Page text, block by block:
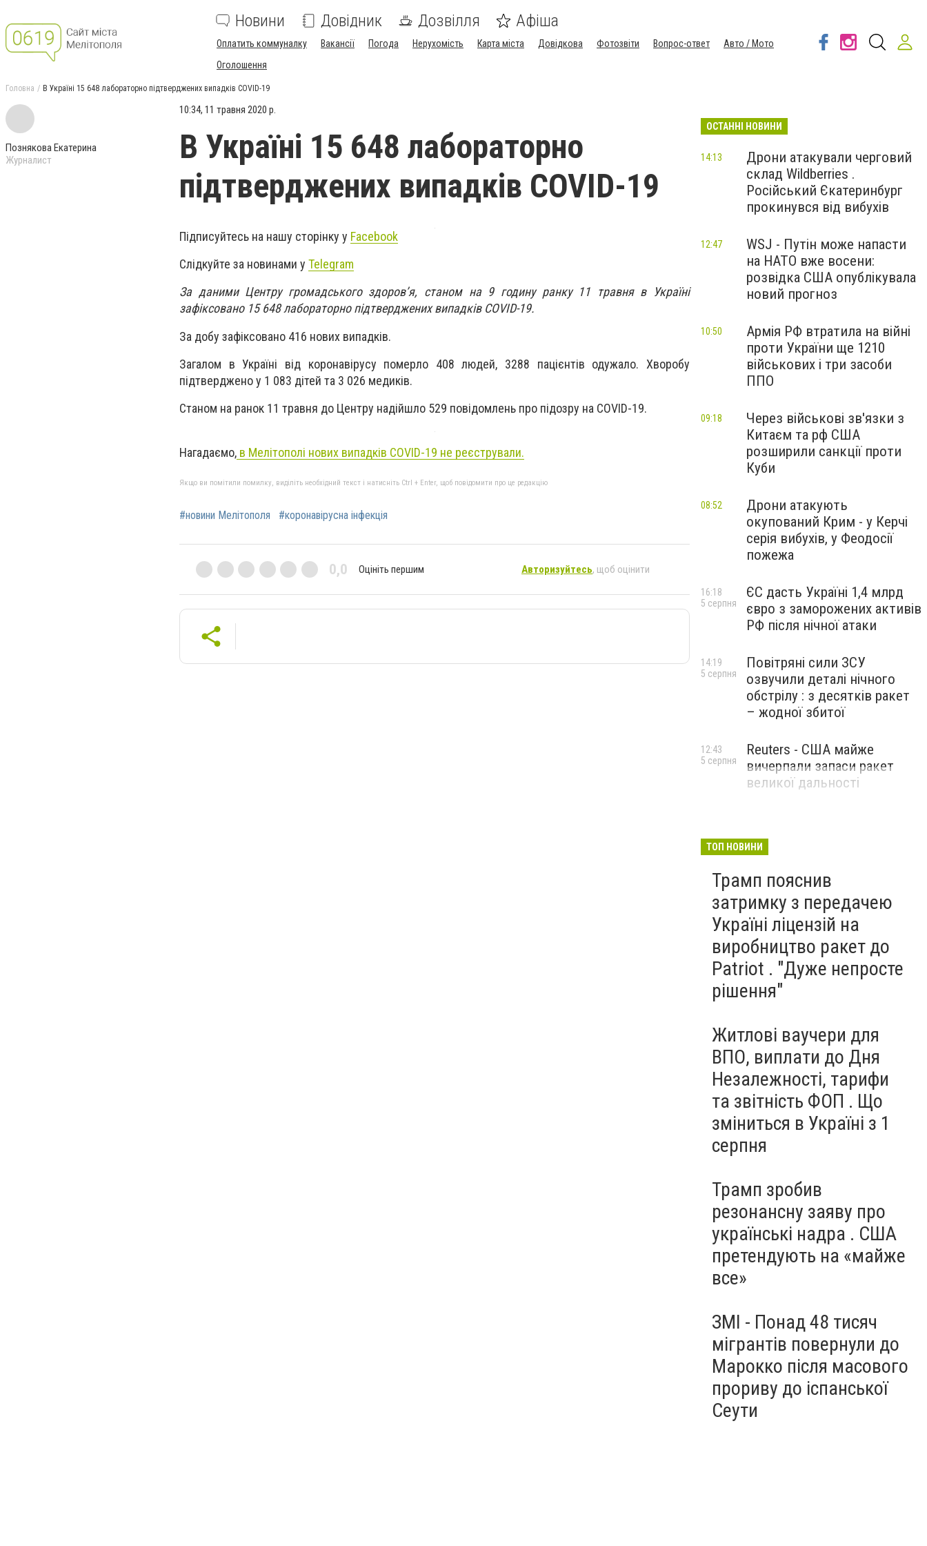
Новини Довідник Дозвілля Афіша
Оплатить коммуналку Вакансії Погода Нерухомість Карта міста Довідкова Фотозвіти Вопрос-ответ
Авто / Мото
Оголошення
Головна В Україні 15 648 лабораторно підтверджених випадків COVID-19
Познякова Екатерина
Журналист
10:34, 11 травня 2020 р.
В Україні 15 648 лабораторно
підтверджених випадків COVID-19
Підписуйтесь на нашу сторінку у Facebook
Слідкуйте за новинами у Telegram
За даними Центру громадського здоров’я, станом на 9 годину ранку 11 травня в Україні
зафіксовано 15 648 лабораторно підтверджених випадків COVID-19.
За добу зафіксовано 416 нових випадків.
Загалом в Україні від коронавірусу померло 408 людей, 3288 пацієнтів одужало. Хворобу
підтверджено у 1 083 дітей та 3 026 медиків.
Станом на ранок 11 травня до Центру надійшло 529 повідомлень про підозру на COVID-19.
Нагадаємо, в Мелітополі нових випадків COVID-19 не реєстрували.
Якщо ви помітили помилку, виділіть необхідний текст і натисніть Ctrl + Enter, щоб повідомити про це редакцію
#новини Мелітополя #коронавірусна інфекція
0,0 Оцініть першим Авторизуйтесь, щоб оцінити
ОСТАННІ НОВИНИ
Дрони атакували черговий
склад Wildberries .
Російський Єкатеринбург
прокинувся від вибухів
14:13
WSJ - Путін може напасти
на НАТО вже восени:
розвідка США опублікувала
новий прогноз
12:47
Армія РФ втратила на війні
проти України ще 1210
військових і три засоби
ППО
10:50
Через військові зв'язки з
Китаєм та рф США
розширили санкції проти
Куби
09:18
Дрони атакують
окупований Крим - у Керчі
серія вибухів, у Феодосії
пожежа
08:52
ЄС дасть Україні 1,4 млрд
євро з заморожених активів
РФ після нічної атаки
16:18
5 серпня
Повітряні сили ЗСУ
озвучили деталі нічного
обстрілу : з десятків ракет
– жодної збитої
14:19
5 серпня
Reuters - США майже
вичерпали запаси ракет
великої дальності
12:43
5 серпня
ТОП НОВИНИ
Трамп пояснив
затримку з передачею
Україні ліцензій на
виробництво ракет до
Patriot . "Дуже непросте
рішення"
Житлові ваучери для
ВПО, виплати до Дня
Незалежності, тарифи
та звітність ФОП . Що
зміниться в Україні з 1
серпня
Трамп зробив
резонансну заяву про
українські надра . США
претендують на «майже
все»
ЗМІ - Понад 48 тисяч
мігрантів повернули до
Марокко після масового
прориву до іспанської
Сеути